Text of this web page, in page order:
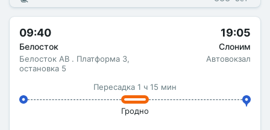
09:40
Белосток
Белосток АВ . Платформа 3,
остановка 5
19:05
Слоним
Автовокзал
Пересадка 1 ч 15 мин
Гродно